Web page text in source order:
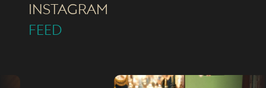
INSTAGRAM
FEED